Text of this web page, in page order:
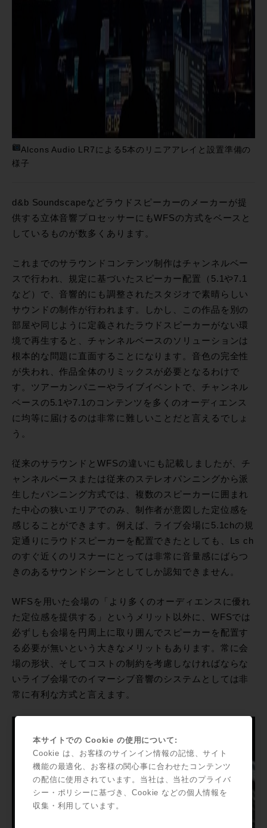
Alcons Audio LR7による5本のリニアアレイと設置準備の
様子
d&b Soundscapeなどラウドスピーカーのメーカーが提
供する立体音響プロセッサーにもWFSの方式をベースと
しているものが数多くあります。
これまでのサラウンドコンテンツ制作はチャンネルベー
スで行われ、規定に基づいたスピーカー配置（5.1や7.1
など）で、音響的にも調整されたスタジオで素晴らしい
サウンドの制作が行われます。しかし、この作品を別の
部屋や同じように定義されたラウドスピーカーがない環
境で再生すると、チャンネルベースのソリューションは
根本的な問題に直面することになります。音色の完全性
が失われ、作品全体のリミックスが必要となるわけで
す。ツアーカンパニーやライブイベントで、チャンネル
ベースの5.1や7.1のコンテンツを多くのオーディエンス
に均等に届けるのは非常に難しいことだと言えるでしょ
う。
従来のサラウンドとWFSの違いにも記載しましたが、チ
ャンネルベースまたは従来のステレオパンニングから派
生したパンニング方式では、複数のスピーカーに囲まれ
た中心の狭いエリアでのみ、制作者が意図した定位感を
感じることができます。例えば、ライブ会場に5.1chの規
定通りにラウドスピーカーを配置できたとしても、Ls ch
のすぐ近くのリスナーにとっては非常に音量感にばらつ
きのあるサウンドシーンとしてしか認知できません。
WFSを用いた会場の「より多くのオーディエンスに優れ
た定位感を提供する」というメリット以外に、WFSでは
必ずしも会場を円周上に取り囲んでスピーカーを配置す
る必要が無いという大きなメリットもあります。常に会
場の形状、そしてコストの制約を考慮しなければならな
いライブ会場でのイマーシブ音響のシステムとしては非
常に有利な方式と言えます。
本サイトでの Cookie の使用について:
Cookie は、お客様のサインイン情報の記憶、サイト
機能の最適化、お客様の関心事に合わせたコンテンツ
の配信に使用されています。当社は、当社のプライバ
シー・ポリシーに基づき、Cookie などの個人情報を
収集・利用しています。